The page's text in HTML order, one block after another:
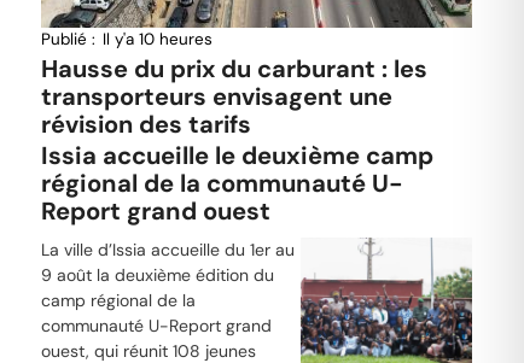
Publié : Il y'a 10 heures
Hausse du prix du carburant : les
transporteurs envisagent une
révision des tarifs
Issia accueille le deuxième camp
régional de la communauté U-
Report grand ouest
La ville d’Issia accueille du 1er au
9 août la deuxième édition du
camp régional de la
communauté U-Report grand
ouest, qui réunit 108 jeunes